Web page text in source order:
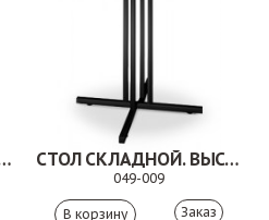
ВЫСОКИЙ. 049-010 СТОЛ СКЛАДНОЙ. ВЫСОКИЙ. 049-009
049-009
Заказ